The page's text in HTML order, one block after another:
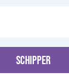
SCHIPPER